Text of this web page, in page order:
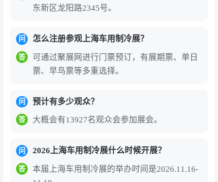
座舱/电池舱热管理系统、PTC、热泵等）、冷冻
厢体、车载冰箱等）四大核心板块。从传统车用
空调到新能源热管理，从冷链物流装备到智能控
制技术，参展商可在此完成从产品展示、品牌曝
精准对接全球核心买家与产业链资源
会观众来源地覆盖28个国家及地区，前十大客源
本、俄罗斯、巴西、巴基斯坦及澳大利亚，国际
化程度创历史新高。专业观众覆盖整车厂采购、
售后渠道商、冷链物流企业等全产业链采购主
东新区龙阳路2345号。
问 怎么注册参观上海车用制冷展？
答
可通过聚展网进行门票预订，有展期票、单日
票、早鸟票等多重选择。
问 预计有多少观众？
答 大概会有13927名观众会参加展会。
问 2026上海车用制冷展什么时候开展？
答
本届上海车用制冷展的举办时间是2026.11.16-